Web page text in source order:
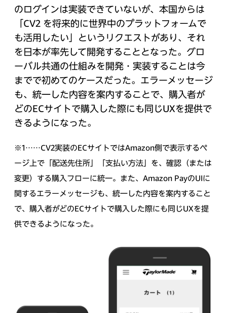
のログインは実装できていないが、本国からは
「CV2 を将来的に世界中のプラットフォームで
も活用したい」というリクエストがあり、それ
を日本が率先して開発することとなった。グロ
ーバル共通の仕組みを開発・実装することは今
までで初めてのケースだった。エラーメッセージ
も、統一した内容を案内することで、購入者が
どのECサイトで購入した際にも同じUXを提供で
きるようになった。
※1……CV2実装のECサイトではAmazon側で表示するペ
ージ上で「配送先住所」「支払い方法」を、確認（または
変更）する購入フローに統一。また、Amazon PayのUIに
関するエラーメッセージも、統一した内容を案内すること
で、購入者がどのECサイトで購入した際にも同じUXを提
供できるようになった。